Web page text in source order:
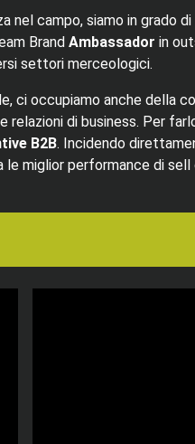
nel campo, siamo in grado
Brand Ambassador in
settori merceologici.
ci occupiamo anche della
relazioni di business. Per
B2B. Incidendo
miglior performance di